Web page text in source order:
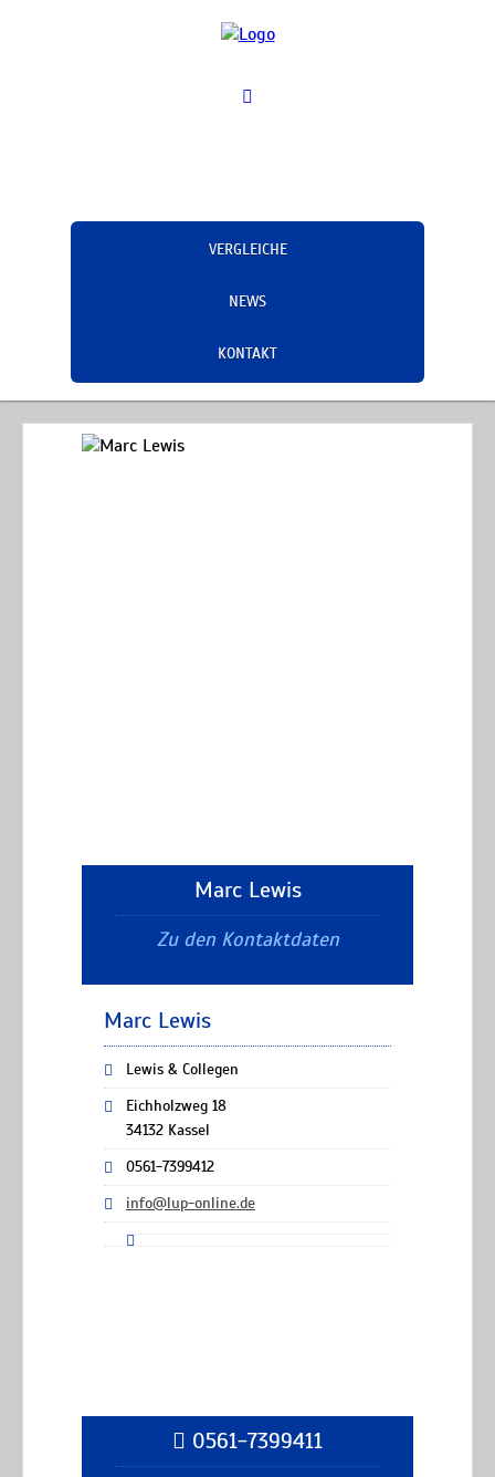
VERGLEICHE
NEWS
KONTAKT
Marc Lewis
Zu den Kontaktdaten
Marc Lewis
Lewis & Collegen
Eichholzweg 18
34132 Kassel
0561-7399412
info@lup-online.de
0561-7399411